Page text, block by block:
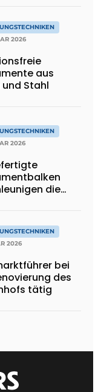
2026
aus
Stahl
2026
die
2026
bei
des
tätig